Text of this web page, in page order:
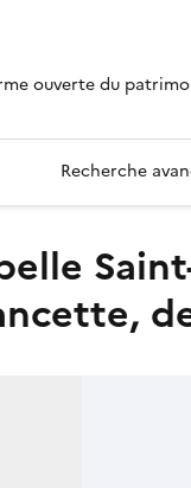
ouverte du
Recherche